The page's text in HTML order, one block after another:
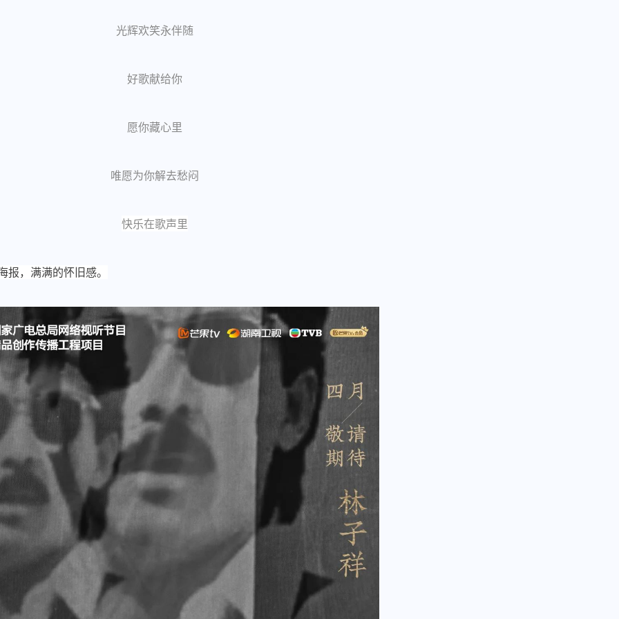
光辉欢笑永伴随
好歌献给你
愿你藏心里
唯愿为你解去愁闷
快乐在歌声里
报，满满的怀旧感。